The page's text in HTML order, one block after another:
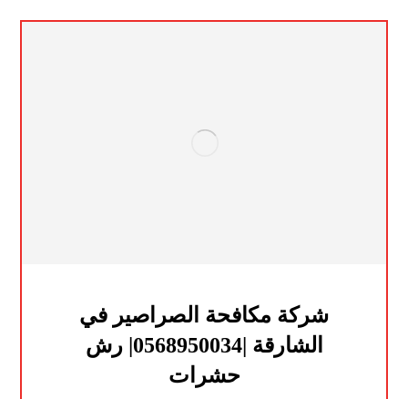
شركة مكافحة الصراصير في
الشارقة |0568950034| رش
حشرات